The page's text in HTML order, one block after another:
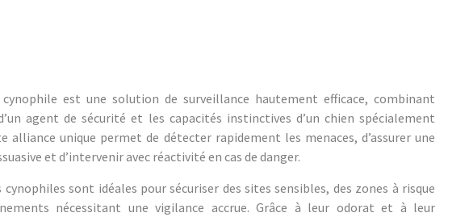
cynophile est une solution de surveillance hautement efficace, combinant
agent de sécurité et les capacités instinctives d’un chien spécialement
alliance unique permet de détecter rapidement les menaces, d’assurer une
et d’intervenir avec réactivité en cas de danger.
cynophiles sont idéales pour sécuriser des sites sensibles, des zones à risque
nécessitant une vigilance accrue. Grâce à leur odorat et à leur